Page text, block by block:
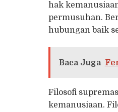
hak
permusuhan.
hubungan baik
Baca Juga
Filosofi
kemanusiaan.